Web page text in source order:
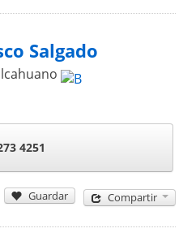
Salgado
4251
Guardar Compartir